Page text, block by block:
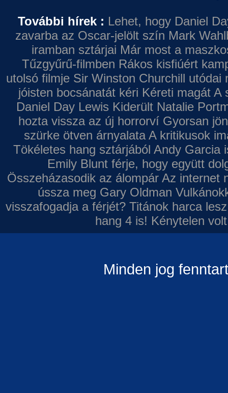
További hírek : Lehet, hogy Daniel
zavarba az Oscar-jelölt szín Mark
iramban sztárjai Már most a
Tűzgyűrű-filmben Rákos kisfiúért
utolsó filmje Sir Winston Churchill utódai
jóisten bocsánatát kéri Kéreti magát A
Daniel Day Lewis Kiderült Natalie
hozta vissza az új horrorví Gyorsan
szürke ötven árnyalata A kritikusok
Tökéletes hang sztárjából Andy Garcia
Emily Blunt férje, hogy együtt
Összeházasodik az álompár Az internet
ússza meg Gary Oldman
visszafogadja a férjét? Titánok harca
hang 4 is! Kénytelen
Minden jog